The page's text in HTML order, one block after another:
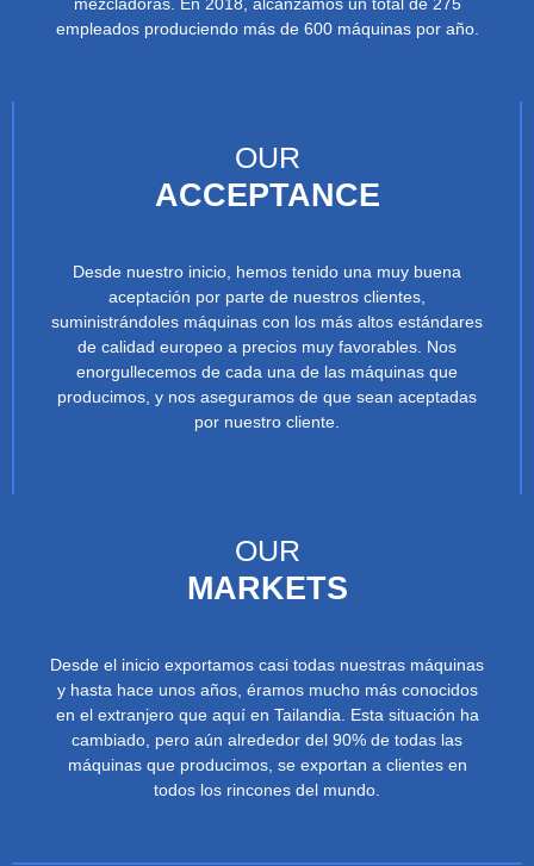
empleados produciendo más de 600 máquinas por año.
OUR
ACCEPTANCE
Desde nuestro inicio, hemos tenido una muy buena
aceptación por parte de nuestros clientes,
suministrándoles máquinas con los más altos estándares
de calidad europeo a precios muy favorables. Nos
enorgullecemos de cada una de las máquinas que
producimos, y nos aseguramos de que sean aceptadas
por nuestro cliente.
OUR
MARKETS
Desde el inicio exportamos casi todas nuestras máquinas
y hasta hace unos años, éramos mucho más conocidos
en el extranjero que aquí en Tailandia. Esta situación ha
cambiado, pero aún alrededor del 90% de todas las
máquinas que producimos, se exportan a clientes en
todos los rincones del mundo.